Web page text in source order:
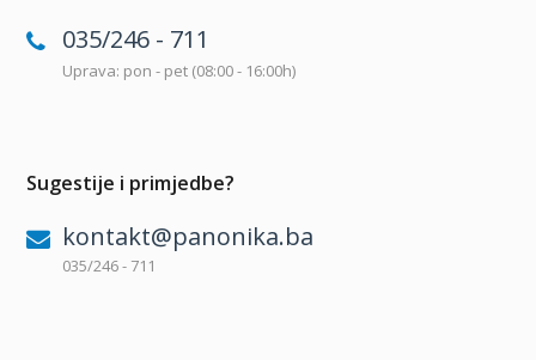
035/246 - 711
Uprava: pon - pet (08:00 - 16:00h)
Sugestije i primjedbe?
kontakt@panonika.ba
035/246 - 711